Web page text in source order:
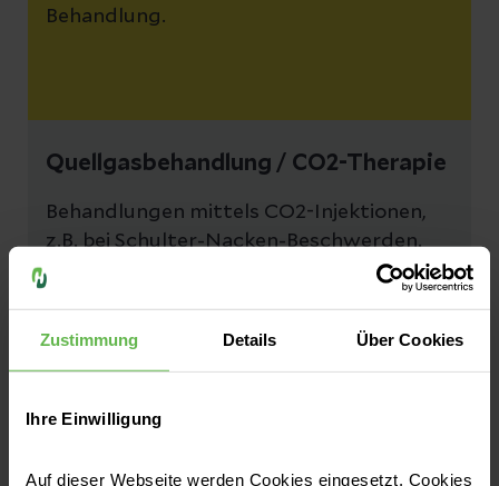
Zustimmung Details Über Cookies
Ihre Einwilligung
Auf dieser Webseite werden Cookies eingesetzt. Cookies
Behandlung.
Quellgasbehandlung / CO2-Therapie
Behandlungen mittels CO2-Injektionen,
z.B. bei Schulter-Nacken-Beschwerden.